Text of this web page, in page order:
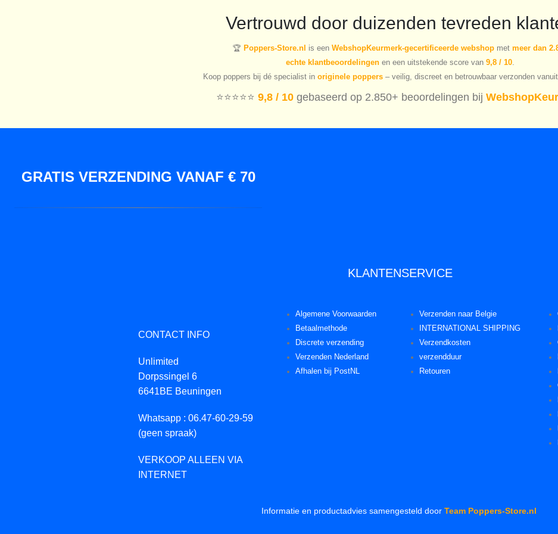
Vertrouwd door duizenden tevreden
🏆 Poppers-Store.nl is een WebshopKeurmerk-gecertificeerde webshop met meer dan
echte klantbeoordelingen en een uitstekende score van 9,8 / 10
Koop poppers bij dé specialist in originele poppers – veilig, discreet en betrouwbaar verzonden vanuit
⭐️⭐️⭐️⭐️⭐️ 9,8 / 10 gebaseerd op 2.850+ beoordelingen bij
GRATIS VERZENDING VANAF € 70
KLANTENSERVICE
CONTACT INFO
Unlimited
Dorpssingel 6
6641BE Beuningen
Whatsapp : 06.47-60-29-59
(geen spraak)
VERKOOP ALLEEN VIA
INTERNET
Algemene Voorwaarden
Betaalmethode
Discrete verzending
Verzenden Nederland
Afhalen bij PostNL
Verzenden naar Belgie
INTERNATIONAL SHIPPING
Verzendkosten
verzendduur
Retouren
Informatie en productadvies samengesteld door Team Poppers-Store.nl